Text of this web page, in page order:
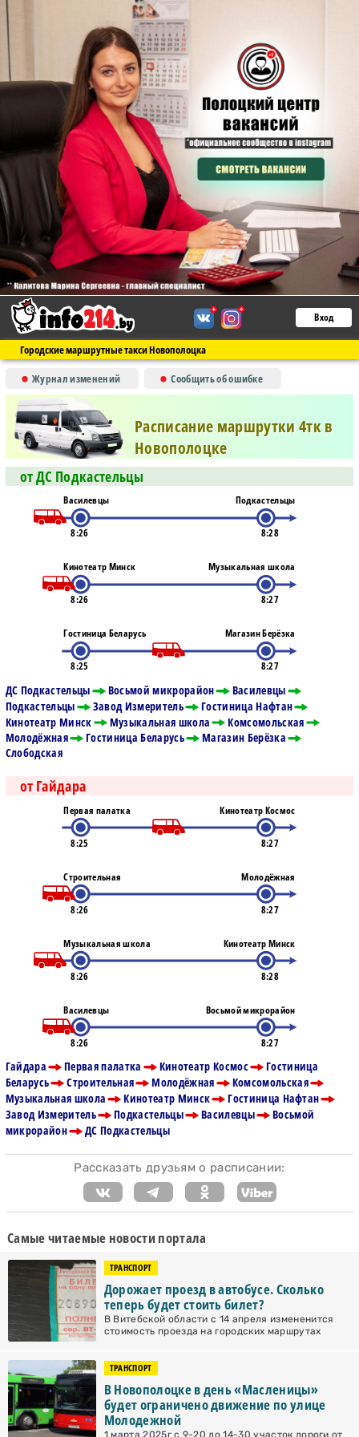
Вход
Городские маршрутные такси Новополоцка
Журнал изменений
Сообщить об ошибке
Расписание маршрутки 4тк в
Новополоцке
от ДС Подкастельцы
Василевцы Подкастельцы
8:26 8:28
Кинотеатр Минск Музыкальная школа
8:26 8:27
Гостиница Беларусь Магазин Берёзка
8:25 8:27
ДС Подкастельцы Восьмой микрорайон
Василевцы
Подкастельцы
Завод Измеритель
Гостиница Нафтан
Кинотеатр Минск
Музыкальная школа
Комсомольская
Молодёжная
Гостиница Беларусь
Магазин Берёзка
Слободская
от Гайдара
Первая палатка Кинотеатр Космос
8:25 8:27
Строительная Молодёжная
8:26 8:27
Музыкальная школа Кинотеатр Минск
8:26 8:28
Василевцы Восьмой микрорайон
8:26 8:27
Гайдара Первая палатка Кинотеатр Космос
Гостиница
Беларусь
Строительная Молодёжная
Комсомольская
Музыкальная школа
Кинотеатр Минск
Гостиница Нафтан
Завод Измеритель
Подкастельцы Василевцы
Восьмой
микрорайон
ДС Подкастельцы
Рассказать друзьям о расписании:
Самые читаемые новости портала
ТРАНСПОРТ
Дорожает проезд в автобусе. Сколько
теперь будет стоить билет?
В Витебской области с 14 апреля измененится
стоимость проезда на городских маршрутах
ТРАНСПОРТ
В Новополоцке в день «Масленицы»
будет ограничено движение по улице
Молодежной
1 марта 2025г с 9-20 до 14-30 участок дороги от